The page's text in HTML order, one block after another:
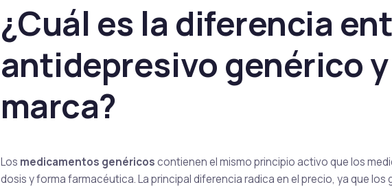
¿Cuál es la diferencia
antidepresivo genérico
marca?
Los medicamentos genéricoscontienen el mismo principio activo que los
dosis y forma farmacéutica. La principal diferencia radica en el precio, ya que los